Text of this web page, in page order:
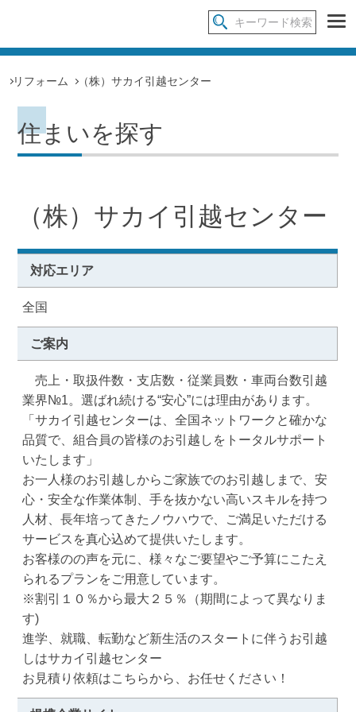
リフォーム （株）サカイ引越センター
住まいを探す
（株）サカイ引越センター
対応エリア
全国
ご案内
売上・取扱件数・支店数・従業員数・車両台数引越
業界№1。選ばれ続ける“安心”には理由があります。
「サカイ引越センターは、全国ネットワークと確かな
品質で、組合員の皆様のお引越しをトータルサポート
いたします」
お一人様のお引越しからご家族でのお引越しまで、安
心・安全な作業体制、手を抜かない高いスキルを持つ
人材、長年培ってきたノウハウで、ご満足いただける
サービスを真心込めて提供いたします。
お客様のの声を元に、様々なご要望やご予算にこたえ
られるプランをご用意しています。
※割引１０％から最大２５％（期間によって異なりま
す)
進学、就職、転勤など新生活のスタートに伴うお引越
しはサカイ引越センター
お見積り依頼はこちらから、お任せください！